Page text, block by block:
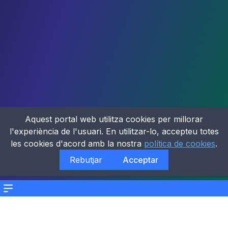
Menu
Aquest portal web utilitza cookies per millorar
l'experiència de l'usuari. En utilitzar-lo, accepteu totes
les cookies d'acord amb la nostra política de cookies.
Rebutjar
Acceptar